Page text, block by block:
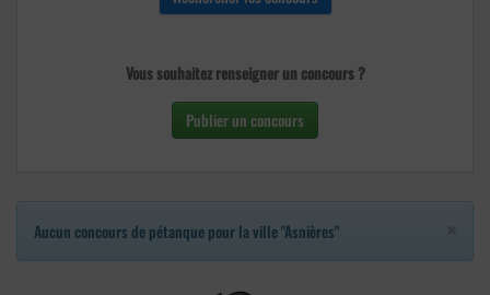
Vous souhaitez renseigner un concours ?
Publier un concours
Aucun concours de pétanque pour la ville "Asnières"